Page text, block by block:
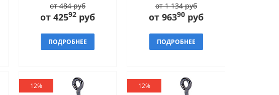
от 484 руб
от 42592 руб
ПОДРОБНЕЕ
от 1 134 руб
от 96390руб
ПОДРОБНЕЕ
12% 12%